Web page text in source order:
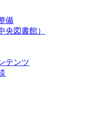
備
央図書館）
テンツ